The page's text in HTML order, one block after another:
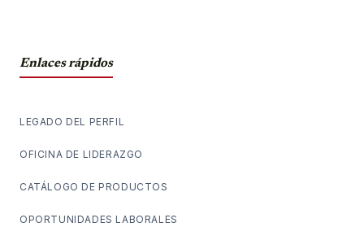
Enlaces rápidos
LEGADO DEL PERFIL
OFICINA DE LIDERAZGO
CATÁLOGO DE PRODUCTOS
OPORTUNIDADES LABORALES